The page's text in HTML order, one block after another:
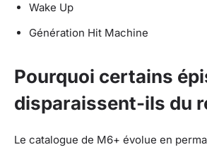
Wake Up
Génération Hit Machine
Pourquoi certains
disparaissent-ils du
Le catalogue de M6+ évolue en